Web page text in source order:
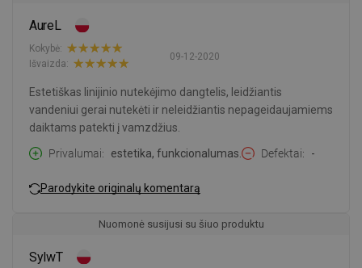
AureL
09-12-2020
Kokybė:
Išvaizda:
Estetiškas linijinio nutekėjimo dangtelis, leidžiantis
vandeniui gerai nutekėti ir neleidžiantis nepageidaujamiems
daiktams patekti į vamzdžius.
Privalumai
estetika, funkcionalumas. Defektai -
Parodykite originalų komentarą
Nuomonė susijusi su šiuo produktu
SylwT